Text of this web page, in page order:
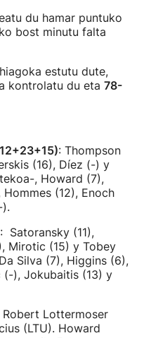
du hamar puntuko
bost minutu falta
estutu dute,
kontrolatu du eta 78-
: Thompson
(16), Díez (-) y
, Howard (7),
(12), Enoch
: Satoransky (11),
Mirotic (15) y Tobey
Silva (7), Higgins (6),
(-), Jokubaitis (13) y
Robert Lottermoser
(LTU). Howard